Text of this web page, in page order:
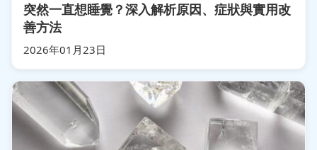
突然一直想睡覺？深入解析原因、症狀與實用改
善方法
2026年01月23日